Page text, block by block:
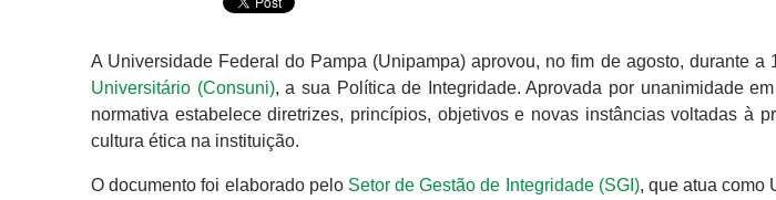
A Universidade Federal do Pampa (Unipampa) aprovou, no fim de agosto, durante a
Universitário (Consuni), a sua Política de Integridade. Aprovada por unanimidade
normativa estabelece diretrizes, princípios, objetivos e novas instâncias voltadas à
cultura ética na instituição.
O documento foi elaborado pelo Setor de Gestão de Integridade (SGI), que atua como